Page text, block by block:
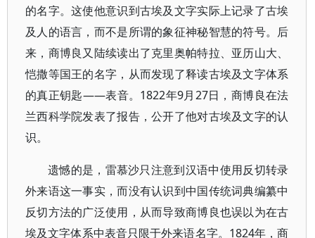
的名字。这使他意识到古埃及文字实际上记录了古埃
及人的语言，而不是所谓的象征神秘智慧的符号。后
来，商博良又陆续读出了克里奥帕特拉、亚历山大、
恺撒等国王的名字，从而发现了释读古埃及文字体系
的真正钥匙——表音。1822年9月27日，商博良在法
兰西科学院发表了报告，公开了他对古埃及文字的认
识。
遗憾的是，雷慕沙只注意到汉语中使用反切转录
外来语这一事实，而没有认识到中国传统词典编纂中
反切方法的广泛使用，从而导致商博良也误以为在古
埃及文字体系中表音只限于外来语名字。1824年，商